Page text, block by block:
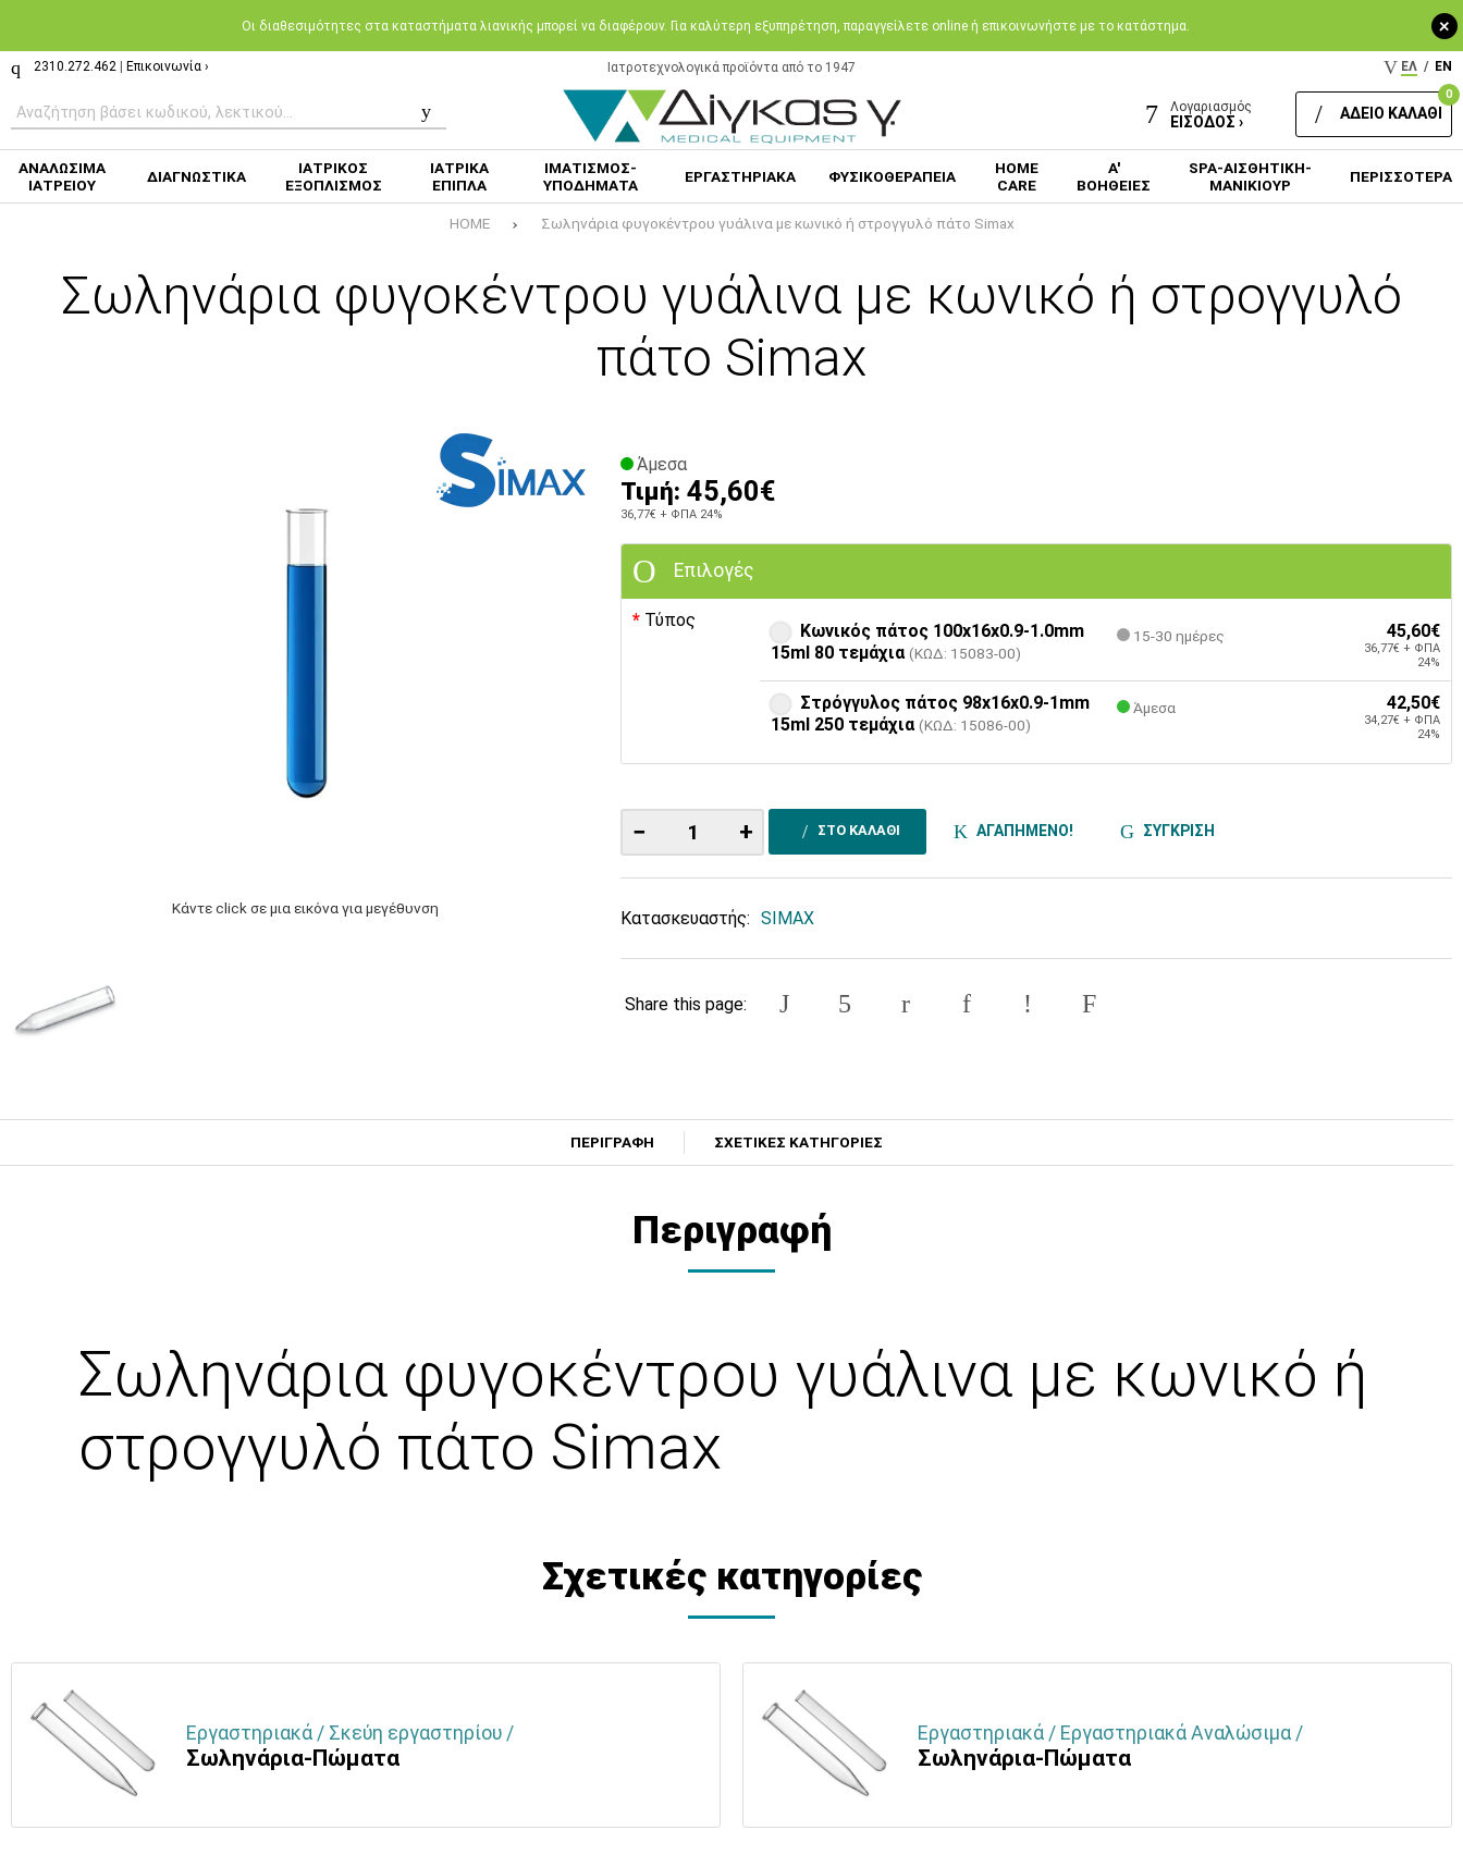
+
Oι διαθεσιμότητες στα καταστήματα λιανικής μπορεί να διαφέρουν. Για καλύτερη εξυπηρέτηση, παραγγείλετε online ή επικοινωνήστε με το κατάστημα.
2310.272.462 Επικοινωνία › Ιατροτεχνολογικά προϊόντα από το 1947 ΕΛ / EN
Λογαριασμός
ΕΙΣΟΔΟΣ ›
0
ΑΔΕΙΟ ΚΑΛΑΘΙ
ΑΝΑΛΩΣΙΜΑ
ΙΑΤΡΕΙΟΥ
ΔΙΑΓΝΩΣΤΙΚΑ
ΙΑΤΡΙΚΟΣ
ΕΞΟΠΛΙΣΜΟΣ
ΙΑΤΡΙΚΑ
ΕΠΙΠΛΑ
ΙΜΑΤΙΣΜΟΣ-
ΥΠΟΔΗΜΑΤΑ
ΕΡΓΑΣΤΗΡΙΑΚΑ ΦΥΣΙΚΟΘΕΡΑΠΕΙΑ
HOME
CARE
Α'
ΒΟΗΘΕΙΕΣ
SPA-ΑΙΣΘΗΤΙΚΗ-
ΜΑΝΙΚΙΟΥΡ
ΠΕΡΙΣΣΟΤΕΡΑ
HOME Σωληνάρια φυγοκέντρου γυάλινα με κωνικό ή στρογγυλό πάτο Simax
Σωληνάρια φυγοκέντρου γυάλινα με κωνικό ή στρογγυλό
πάτο Simax
Κάντε click σε μια εικόνα για μεγέθυνση
Άμεσα
Τιμή: 45,60€
36,77€ + ΦΠΑ 24%
Επιλογές
Τύπος
Κωνικός πάτος 100x16x0.9-1.0mm
15ml 80 τεμάχια (ΚΩΔ: 15083-00)
15-30 ημέρες 45,60€
36,77€ + ΦΠΑ
24%
Στρόγγυλoς πάτος 98x16x0.9-1mm
15ml 250 τεμάχια (ΚΩΔ: 15086-00)
Άμεσα 42,50€
34,27€ + ΦΠΑ
24%
− + ΣΤΟ ΚΑΛΑΘΙ ΑΓΑΠΗΜΕΝΟ! ΣΥΓΚΡΙΣΗ
Κατασκευαστής: SIMAX
Share this page:
ΠΕΡΙΓΡΑΦΗ ΣΧΕΤΙΚΕΣ ΚΑΤΗΓΟΡΙΕΣ
Περιγραφή
Σωληνάρια φυγοκέντρου γυάλινα με κωνικό ή
στρογγυλό πάτο Simax
Σχετικές κατηγορίες
Εργαστηριακά / Σκεύη εργαστηρίου /
Σωληνάρια-Πώματα
Εργαστηριακά / Εργαστηριακά Αναλώσιμα /
Σωληνάρια-Πώματα